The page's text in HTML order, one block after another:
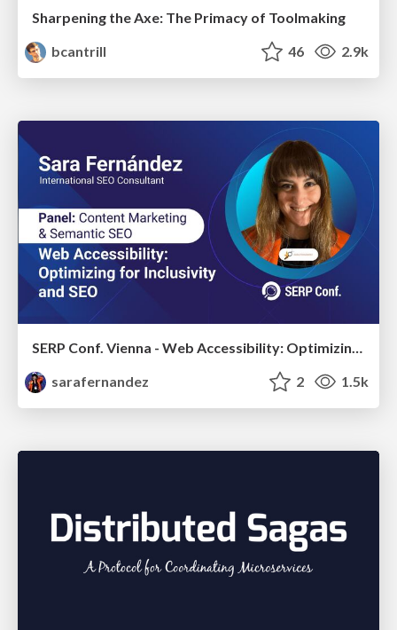
Sharpening the Axe: The Primacy of Toolmaking
bcantrill
46 2.9k
SERP Conf. Vienna - Web Accessibility: Optimizing for Inclusivity and SEO
sarafernandez
2 1.5k